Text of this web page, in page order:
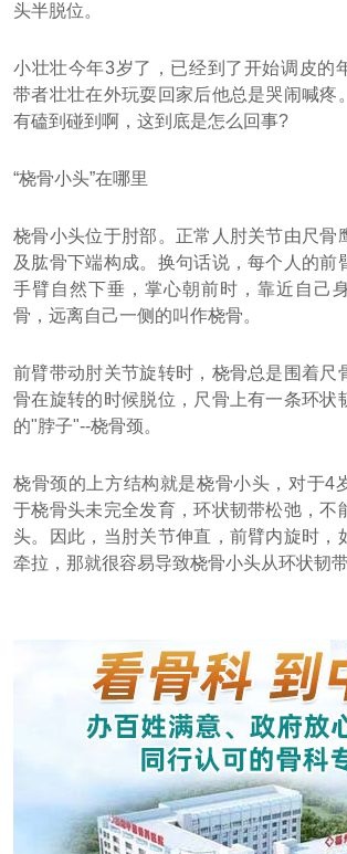
头半脱位。
小壮壮今年3岁了，已经到了开始调皮的
带者壮壮在外玩耍回家后他总是哭闹喊疼
有磕到碰到啊，这到底是怎么回事?
“桡骨小头”在哪里
桡骨小头位于肘部。正常人肘关节由尺骨
及肱骨下端构成。换句话说，每个人的前
手臂自然下垂，掌心朝前时，靠近自己
骨，远离自己一侧的叫作桡骨。
前臂带动肘关节旋转时，桡骨总是围着尺
骨在旋转的时候脱位，尺骨上有一条环状
的"脖子"--桡骨颈。
桡骨颈的上方结构就是桡骨小头，对于4
于桡骨头未完全发育，环状韧带松弛，不
头。因此，当肘关节伸直，前臂内旋时，
牵拉，那就很容易导致桡骨小头从环状韧带